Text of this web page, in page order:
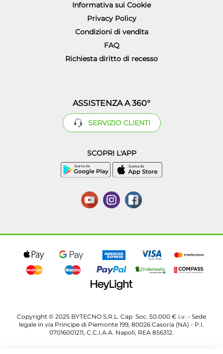
Informativa sui Cookie
Privacy Policy
Condizioni di vendita
FAQ
Richiesta diritto di recesso
ASSISTENZA A 360°
SERVIZIO CLIENTI
SCOPRI L'APP
Copyright © 2025 BYTECNO S.R.L. Cap. Soc. 50.000 € i.v. - Sede
legale in via Principe di Piemonte 199, 80026 Casoria (NA) - P.I.
07016001211, C.C.I.A.A. Napoli, REA 856312.